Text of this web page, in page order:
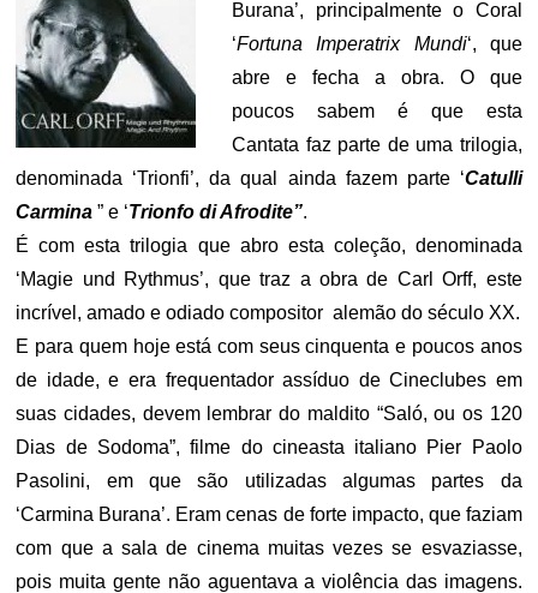
Burana’, principalmente o Coral
‘Fortuna Imperatrix Mundi‘, que
abre e fecha a obra. O que
poucos sabem é que esta
Cantata faz parte de uma trilogia,
denominada ‘Trionfi’, da qual ainda fazem parte ‘Catulli
Carmina ” e ‘Trionfo di Afrodite”.
É com esta trilogia que abro esta coleção, denominada
‘Magie und Rythmus’, que traz a obra de Carl Orff, este
incrível, amado e odiado compositor alemão do século XX.
E para quem hoje está com seus cinquenta e poucos anos
de idade, e era frequentador assíduo de Cineclubes em
suas cidades, devem lembrar do maldito “Saló, ou os 120
Dias de Sodoma”, filme do cineasta italiano Pier Paolo
Pasolini, em que são utilizadas algumas partes da
‘Carmina Burana’. Eram cenas de forte impacto, que faziam
com que a sala de cinema muitas vezes se esvaziasse,
pois muita gente não aguentava a violência das imagens.